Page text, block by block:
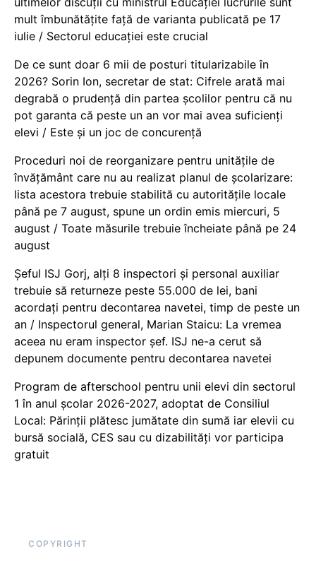
mult îmbunătățite față de varianta publicată pe 17
iulie / Sectorul educației este crucial
De ce sunt doar 6 mii de posturi titularizabile în
2026? Sorin Ion, secretar de stat: Cifrele arată mai
degrabă o prudență din partea școlilor pentru că nu
pot garanta că peste un an vor mai avea suficienți
elevi / Este și un joc de concurență
Proceduri noi de reorganizare pentru unitățile de
învățământ care nu au realizat planul de școlarizare:
lista acestora trebuie stabilită cu autoritățile locale
până pe 7 august, spune un ordin emis miercuri, 5
august / Toate măsurile trebuie încheiate până pe 24
august
Șeful ISJ Gorj, alți 8 inspectori și personal auxiliar
trebuie să returneze peste 55.000 de lei, bani
acordați pentru decontarea navetei, timp de peste un
an / Inspectorul general, Marian Staicu: La vremea
aceea nu eram inspector șef. ISJ ne-a cerut să
depunem documente pentru decontarea navetei
Program de afterschool pentru unii elevi din sectorul
1 în anul școlar 2026-2027, adoptat de Consiliul
Local: Părinții plătesc jumătate din sumă iar elevii cu
bursă socială, CES sau cu dizabilităţi vor participa
gratuit
COPYRIGHT